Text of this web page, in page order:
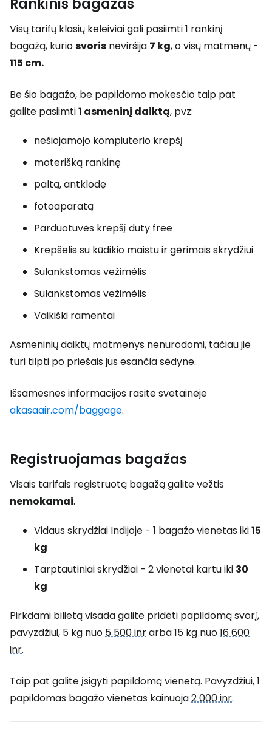
Rankinis bagažas
Visų tarifų klasių keleiviai gali pasiimti 1 rankinį
bagažą, kuriosvoris neviršija 7 kg, o visų matmenų -
115 cm.
Be šio bagažo, be papildomo mokesčio taip pat
galite pasiimti1 asmeninį daiktą, pvz:
nešiojamojo kompiuterio krepšį
moterišką rankinę
paltą, antklodę
fotoaparatą
Parduotuvės krepšį duty free
Krepšelis su kūdikio maistu ir gėrimais skrydžiui
Sulankstomas vežimėlis
Sulankstomas vežimėlis
Vaikiški ramentai
Asmeninių daiktų matmenys nenurodomi, tačiau jie
turi tilpti po priešais jus esančia sėdyne.
Išsamesnės informacijos rasite svetainėje
akasaair.com/baggage.
Registruojamas bagažas
Visais tarifais registruotą bagažą galite vežtis
nemokamai.
Vidaus skrydžiai Indijoje - 1 bagažo vienetas iki15
kg
Tarptautiniai skrydžiai - 2 vienetai kartu iki 30
kg
Pirkdami bilietą visada galite pridėti papildomą svorį,
pavyzdžiui, 5 kg nuo5 500 inrarba 15 kg nuo16 600
inr.
Taip pat galite įsigyti papildomą vienetą. Pavyzdžiui, 1
papildomas bagažo vienetas kainuoja2 000 inr.